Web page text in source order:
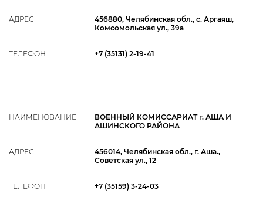
АДРЕС
456880, Челябинская обл., с. Аргаяш,
Комсомольская ул., 39а
ТЕЛЕФОН +7 (35131) 2‑19-41
НАИМЕНОВАНИЕ
ВОЕННЫЙ КОМИССАРИАТ г. АША И
АШИНСКОГО РАЙОНА
АДРЕС
456014, Челябинская обл., г. Аша.,
Советская ул., 12
ТЕЛЕФОН +7 (35159) 3‑24-03